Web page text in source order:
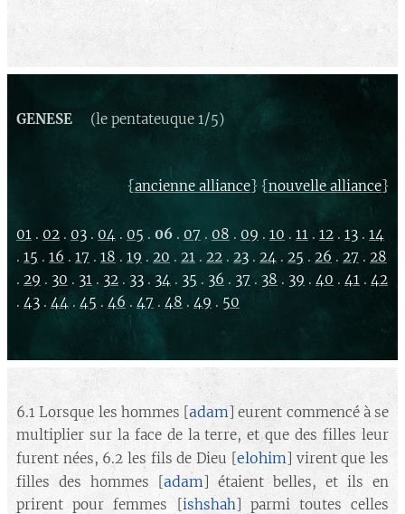
GENESE (le pentateuque 1/5)
{ancienne alliance} {nouvelle alliance}
01 . 02 . 03 . 04 . 05 . 06 . 07 . 08 . 09 . 10 . 11 . 12 . 13 . 14
. 15 . 16 . 17 . 18 . 19 . 20 . 21 . 22 . 23 . 24 . 25 . 26 . 27 . 28
. 29 . 30 . 31 . 32 . 33 . 34 . 35 . 36 . 37 . 38. 39 . 40 . 41 . 42
. 43 . 44 . 45 . 46 . 47 . 48 . 49 . 50
6.1 Lorsque les hommes [adam] eurent commencé à se
multiplier sur la face de la terre, et que des filles leur
furent nées, 6.2 les fils de Dieu [elohim] virent que les
filles des hommes [adam] étaient belles, et ils en
prirent pour femmes [ishshah] parmi toutes celles